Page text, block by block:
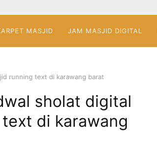
MASJID JAM MASJID DIGITAL
running text di karawang barat
sholat digital
di karawang